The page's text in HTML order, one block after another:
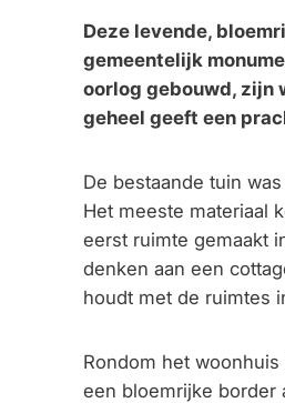
Deze levende,
gemeentelijk
oorlog gebouwd, zijn
geheel geeft een
De bestaande tuin
Het meeste materiaal
eerst ruimte gemaakt
denken aan een
houdt met de ruimtes
Rondom het
een bloemrijke border